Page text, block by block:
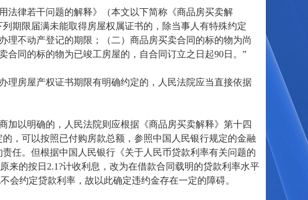
律若干问题的解释》（本文以下简称《商品房买卖解
期限届满未能取得房屋权属证书的，除当事人有特殊约定
理不动产登记的期限；（二）商品房买卖合同的标的物为尚
合同的标的物为已竣工房屋的，自合同订立之日起90日。”
房屋产权证书期限有明确约定的，人民法院应当直接依据
以明确的，人民法院则应根据《商品房买卖解释》第十四
，可以按照已付购房款总额，参照中国人民银行规定的金融
任。但根据中国人民银行《关于人民币贷款利率有关问题的
来的按日2.1?计收利息，改为在借款合同载明的贷款利率水平
会约定贷款利率，故以此确定违约金存在一定的障碍。